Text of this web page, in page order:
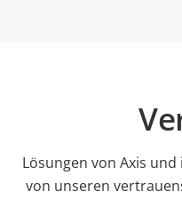
Lösungen von Axis
von unseren